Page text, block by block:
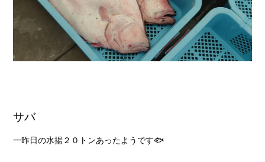
サバ
一昨日の水揚２０トンあったようです🐟